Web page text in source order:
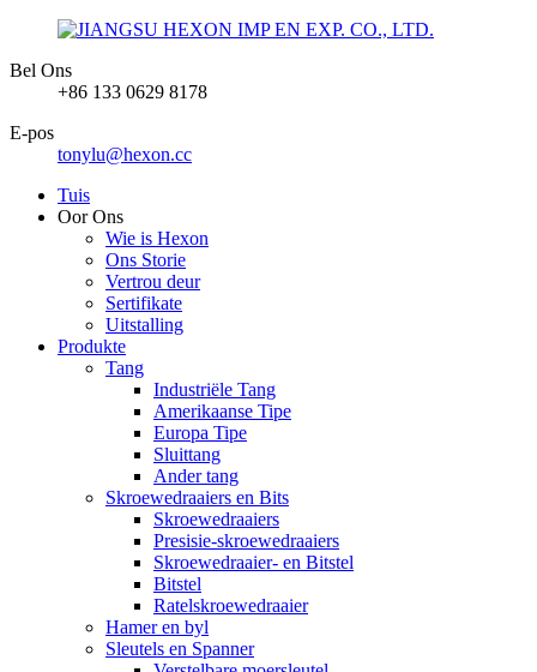
Bel Ons
+86 133 0629 8178
E-pos
tonylu@hexon.cc
Tuis
Oor Ons
Wie is Hexon
Ons Storie
Vertrou deur
Sertifikate
Uitstalling
Produkte
Tang
Industriële Tang
Amerikaanse Tipe
Europa Tipe
Sluittang
Ander tang
Skroewedraaiers en Bits
Skroewedraaiers
Presisie-skroewedraaiers
Skroewedraaier- en Bitstel
Bitstel
Ratelskroewedraaier
Hamer en byl
Sleutels en Spanner